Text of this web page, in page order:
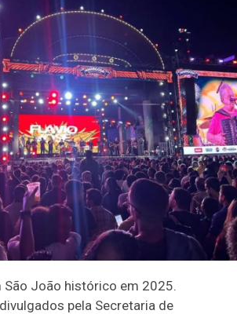
São João histórico em 2025.
pela Secretaria de